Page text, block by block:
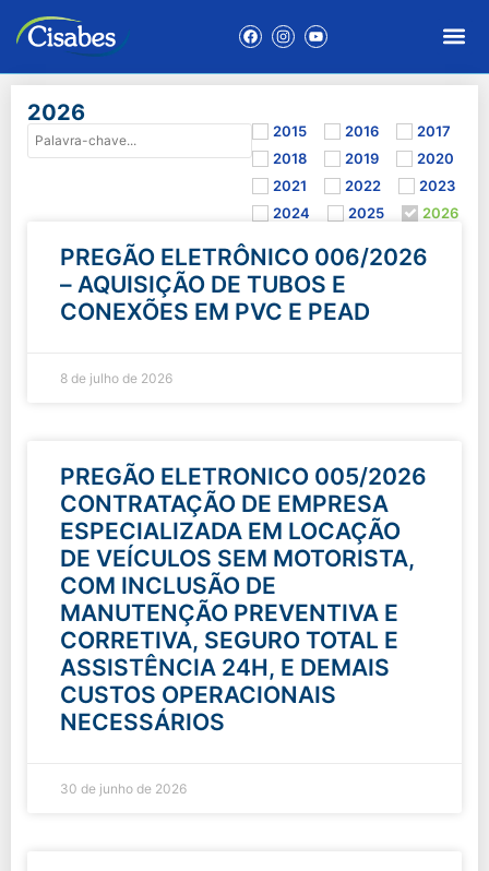
2026
2015 2016
2017
2018
2019
2020
2021
2022
2023
2024
2025 2026
PREGÃO ELETRÔNICO 006/2026
– AQUISIÇÃO DE TUBOS E
CONEXÕES EM PVC E PEAD
8 de julho de 2026
PREGÃO ELETRONICO 005/2026
CONTRATAÇÃO DE EMPRESA
ESPECIALIZADA EM LOCAÇÃO
DE VEÍCULOS SEM MOTORISTA,
COM INCLUSÃO DE
MANUTENÇÃO PREVENTIVA E
CORRETIVA, SEGURO TOTAL E
ASSISTÊNCIA 24H, E DEMAIS
CUSTOS OPERACIONAIS
NECESSÁRIOS
30 de junho de 2026